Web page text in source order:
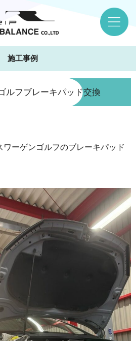
施工事例
ルフブレーキパッド交換
ワーゲンゴルフのブレーキパッド